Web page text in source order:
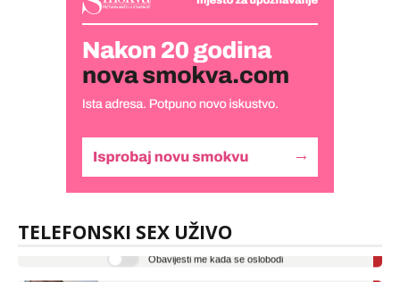
TELEFONSKI SEX UŽIVO
tel:0,93€ - mob:1,12€ min